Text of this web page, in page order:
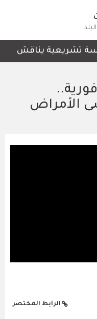
يناقش خلالها
الأمراض
الرابط المختصر